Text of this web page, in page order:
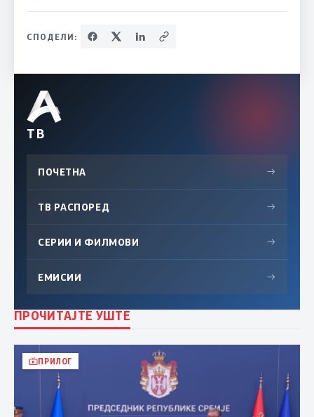
СПОДЕЛИ:
ТВ
ПОЧЕТНА →
ТВ РАСПОРЕД →
СЕРИИ И ФИЛМОВИ →
ЕМИСИИ →
ПРОЧИТАЈТЕ УШТЕ
ПРИЛОГ